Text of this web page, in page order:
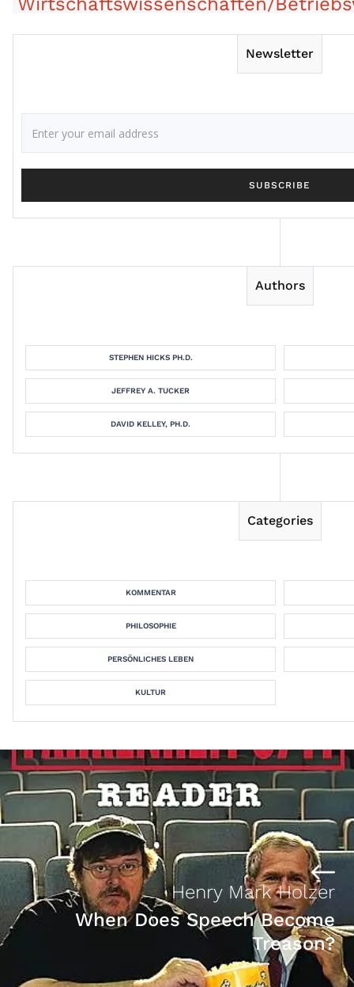
Newsletter
Authors
STEPHEN HICKS PH.D.
JEFFREY A. TUCKER
DAVID KELLEY, PH.D.
Categories
KOMMENTAR
PHILOSOPHIE
PERSÖNLICHES LEBEN
KULTUR
Henry Mark Holzer
When Does Speech Become
Treason?